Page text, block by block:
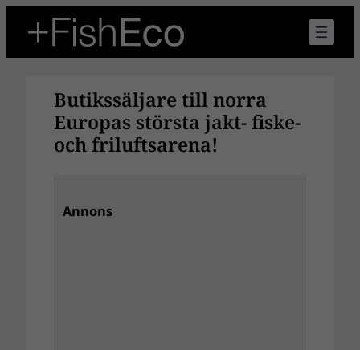
innehåll
Butikssäljare till norra
Europas största jakt- fiske-
och friluftsarena!
Annons